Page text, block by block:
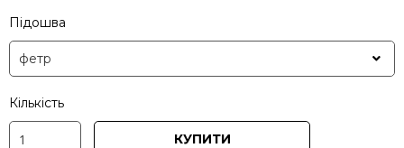
Підошва
Кількість
КУПИТИ